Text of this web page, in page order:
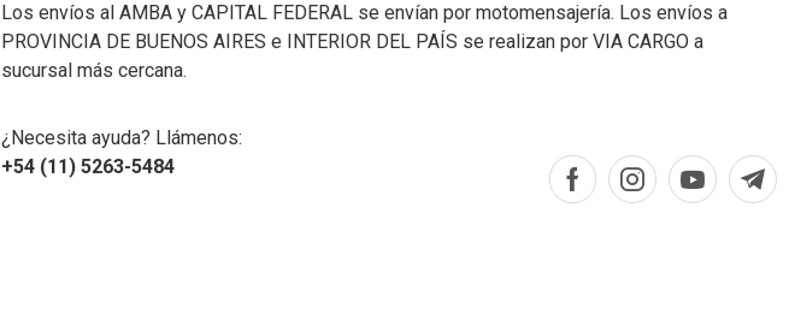
Los envíos al AMBA y CAPITAL FEDERAL se envían por motomensajería. Los envíos a
PROVINCIA DE BUENOS AIRES e INTERIOR DEL PAÍS se realizan por VIA CARGO a
sucursal más cercana.
¿Necesita ayuda? Llámenos:
+54 (11) 5263-5484